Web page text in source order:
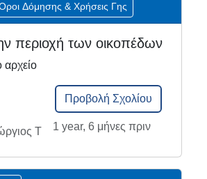
Δόμησης & Χρήσεις Γης
περιοχή των οικοπέδων
Προβολή Σχολίου
1 year, 6 μήνες πριν
Τ